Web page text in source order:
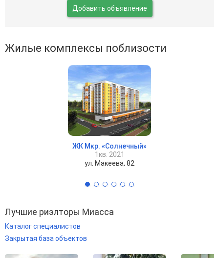
Добавить объявление
Жилые комплексы поблизости
ЖК Мкр. «Солнечный»
1кв. 2021
ул. Макеева, 82
Лучшие риэлторы Миасса
Каталог специалистов
Закрытая база объектов